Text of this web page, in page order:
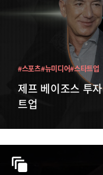
제프 베이조스 투
트업
#스포츠#뉴미디어#스타트업